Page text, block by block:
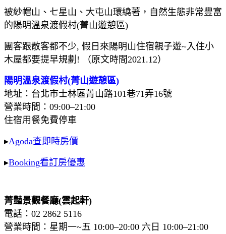
被紗帽山、七星山、大屯山環繞著，自然生態非常豐富
的陽明溫泉渡假村(菁山遊憩區)
團客跟散客都不少, 假日來陽明山住宿親子遊~入住小
木屋都要提早規劃! （原文時間2021.12）
陽明溫泉渡假村(菁山遊憩區)
地址：台北市士林區菁山路101巷71弄16號
營業時間：09:00–21:00
住宿用餐免費停車
▸Agoda查即時房價
▸Booking看訂房優惠
菁豔景觀餐廳(雲起軒)
電話：02 2862 5116
營業時間：星期一~五 10:00–20:00 六日 10:00–21:00